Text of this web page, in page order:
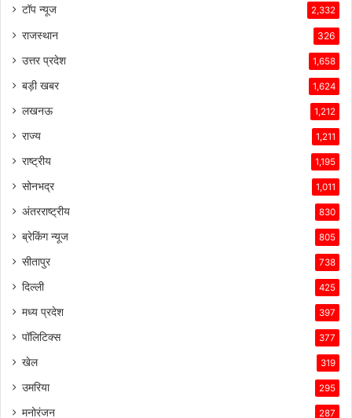
टॉप न्यूज 2,332
राजस्थान 326
उत्तर प्रदेश 1,658
बड़ी खबर 1,624
लखनऊ 1,212
राज्य 1,211
राष्ट्रीय 1,195
सोनभद्र 1,011
अंतरराष्ट्रीय 830
ब्रेकिंग न्यूज 805
सीतापुर 738
दिल्ली 425
मध्य प्रदेश 397
पॉलिटिक्स 377
खेल 319
उमरिया 295
मनोरंजन 287